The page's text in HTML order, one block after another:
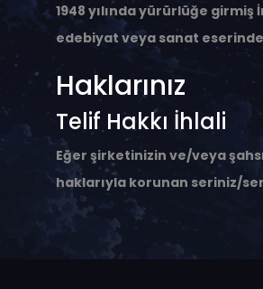
1948 yılında yürürlüğe
edebiyat veya sanat
Haklarınız
Telif Hakkı İhlali
Eğer şirketinizin ve/veya
haklarıyla korunan seriniz/